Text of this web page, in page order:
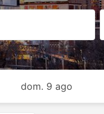
dom. 9 ago